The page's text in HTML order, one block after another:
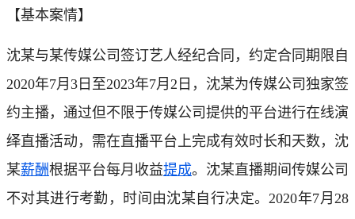
【基本案情】
沈某与某传媒公司签订艺人经纪合同，约定合同期限自
2020年7月3日至2023年7月2日，沈某为传媒公司独家签
约主播，通过但不限于传媒公司提供的平台进行在线演
绎直播活动，需在直播平台上完成有效时长和天数，沈
某薪酬根据平台每月收益提成。沈某直播期间传媒公司
不对其进行考勤，时间由沈某自行决定。2020年7月28